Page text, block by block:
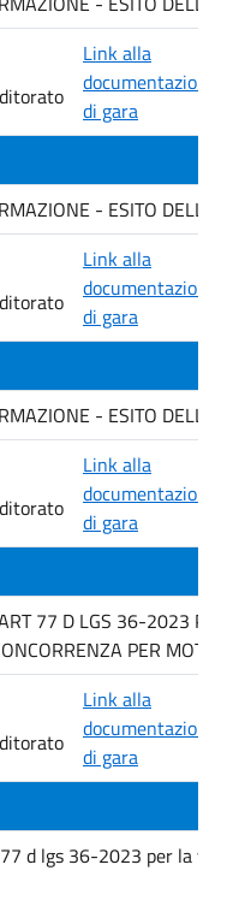
Link alla
documentazione
di gara
- ESITO
Link alla
documentazione
di gara
- ESITO
Link alla
documentazione
di gara
77 D LGS 36-2023 PER
PER MOTIVI
Link alla
documentazione
di gara
d lgs 36-2023 per la